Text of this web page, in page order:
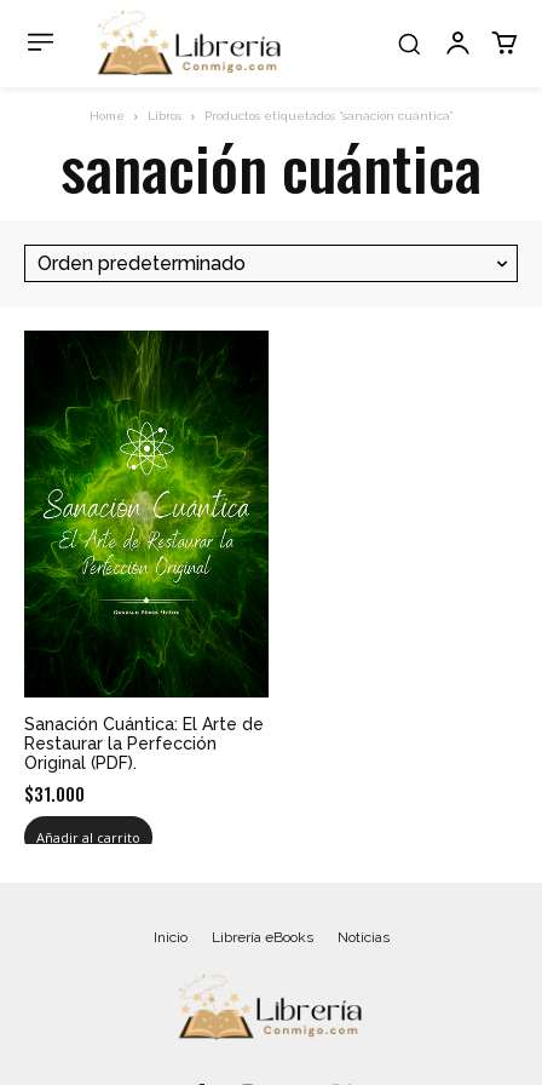
Home Libros Productos etiquetados “sanación cuántica”
sanación cuántica
Sanación Cuántica: El Arte de
Restaurar la Perfección
Original (PDF).
$31.000
Añadir al carrito
Inicio Librería eBooks Noticias